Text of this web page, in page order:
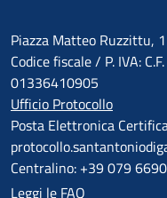
Piazza Matteo Ruzzittu,
Codice fiscale / P. IVA:
01336410905
Ufficio Protocollo
Posta Elettronica
Centralino: +39 079
Leggi le FAQ